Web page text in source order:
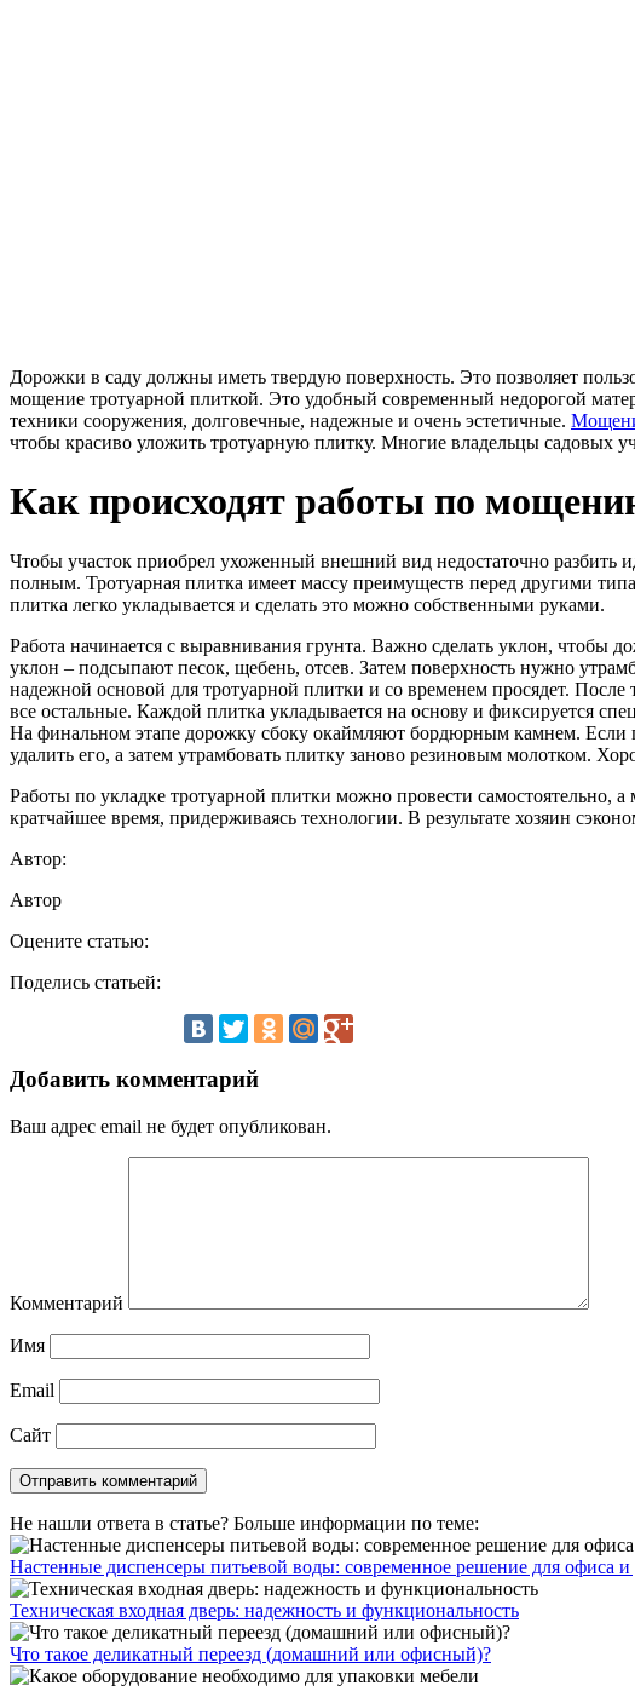
Дорожки в саду должны иметь твердую поверхность. Это позволяет
мощение тротуарной плиткой. Это удобный современный недорогой
техники сооружения, долговечные, надежные и очень эстетичные.
чтобы красиво уложить тротуарную плитку. Многие владельцы садовых
Как происходят работы по
Чтобы участок приобрел ухоженный внешний вид недостаточно
полным. Тротуарная плитка имеет массу преимуществ перед другими
плитка легко укладывается и сделать это можно собственными руками.
Работа начинается с выравнивания грунта. Важно сделать уклон,
уклон – подсыпают песок, щебень, отсев. Затем поверхность нужно
надежной основой для тротуарной плитки и со временем просядет.
все остальные. Каждой плитка укладывается на основу и фиксируется
На финальном этапе дорожку сбоку окаймляют бордюрным камнем. Если
удалить его, а затем утрамбовать плитку заново резиновым молотком.
Работы по укладке тротуарной плитки можно провести самостоятельно,
кратчайшее время, придерживаясь технологии. В результате хозяин
Автор:
Автор
Оцените статью:
Поделись статьей:
Добавить комментарий
Ваш адрес email не будет опубликован.
Комментарий
Имя
Email
Сайт
Не нашли ответа в статье? Больше информации по теме:
Настенные диспенсеры питьевой воды: современное решение для офиса и
Техническая входная дверь: надежность и функциональность
Что такое деликатный переезд (домашний или офисный)?